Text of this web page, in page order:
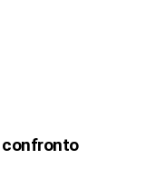
confronto